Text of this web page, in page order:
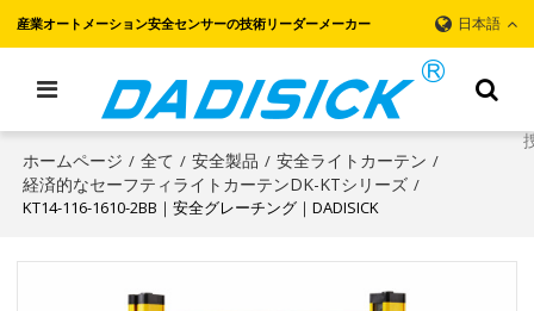
産業オートメーション安全センサーの技術リーダーメーカー 日本語
ホームページ / 全て / 安全製品 / 安全ライトカーテン /
経済的なセーフティライトカーテンDK-KTシリーズ /
KT14-116-1610-2BB｜安全グレーチング｜DADISICK